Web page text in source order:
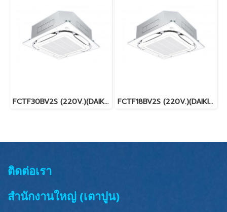
FCTF30BV2S (220V.)(DAIKIN SKYAIR) รุ่นฝังในฝ้ากระจายลมรอบทิศทาง INVERTER น้ำยา R32 พร้อมบริการติดตั้ง FCTF18BV2S (220V.)(DAIKIN SKYAIR) รุ่นฝังในฝ้ากระจายลมรอบทิศทาง INVERTER น้ำยา R32 พร้อมบริการติดตั้ง
ติดต่อเรา
สำนักงานใหญ่ (เตาปูน)